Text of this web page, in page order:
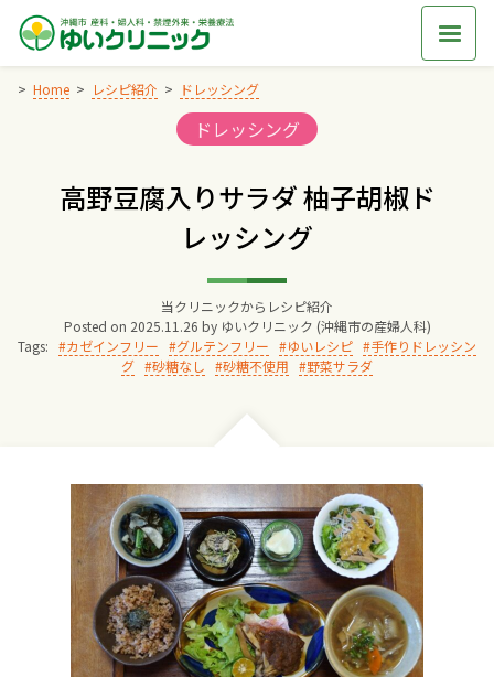
Skip
content
Home レシピ紹介 ドレッシング
Categories:
ドレッシング
高野豆腐入りサラダ 柚子胡椒ド
レッシング
当クリニックからレシピ紹介
Posted on 2025.11.26 by ゆいクリニック (沖縄市の産婦人科)
Tags:
カゼインフリー グルテンフリー ゆいレシピ
手作りドレッシン
グ
砂糖なし 砂糖不使用 野菜サラダ
交通アクセス
院長からのごあいさつ
ゆいクリニックの経営理念
診療料金
お産について
親と子の結びつき支援
母乳育児